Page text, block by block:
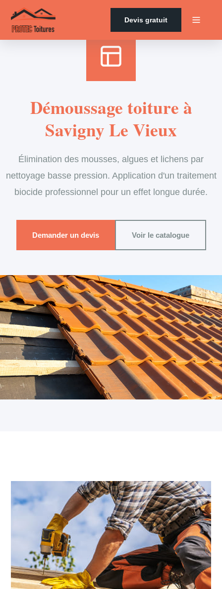
Devis gratuit
Démoussage toiture à
Savigny Le Vieux
Élimination des mousses, algues et lichens par
nettoyage basse pression. Application d'un traitement
biocide professionnel pour un effet longue durée.
Demander un devis Voir le catalogue